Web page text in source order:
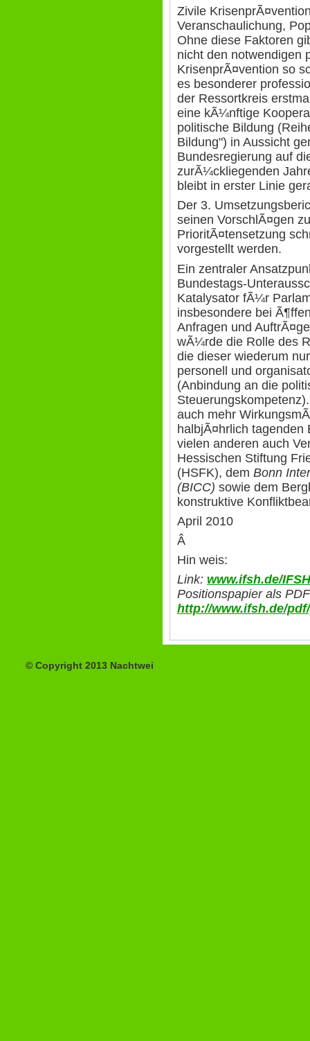
Zivile
Veranschaulichung,
Ohne diese Faktoren
nicht den notwendigen
KrisenprÃ¤vention so
es besonderer
der Ressortkreis
eine kÃ¼nftige
politische Bildung
Bildung") in Aussicht
Bundesregierung auf
zurÃ¼ckliegenden
bleibt in erster Linie
Der 3.
seinen VorschlÃ¤gen
PrioritÃ¤tensetzung
vorgestellt werden.
Ein zentraler
Bundestags-
Katalysator fÃ¼r
insbesondere bei
Anfragen und
wÃ¼rde die Rolle des
die dieser wiederum
personell und
(Anbindung an die
auch mehr
halbjÃ¤hrlich tagenden
vielen anderen auch
Hessischen Stiftung
(HSFK), dem Bonn
(BICC) sowie dem
konstruktive
April 2010
Â
Hin weis:
Link: www.ifsh.de/
Positionspapier als
http://www.ifsh.de/
© Copyright 2013 Nachtwei